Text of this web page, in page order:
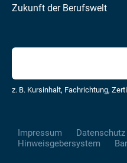
Zukunft der Berufswelt
z. B. Kursinhalt, Fachrichtung,
Impressum Datenschutz
Hinweisgebersystem